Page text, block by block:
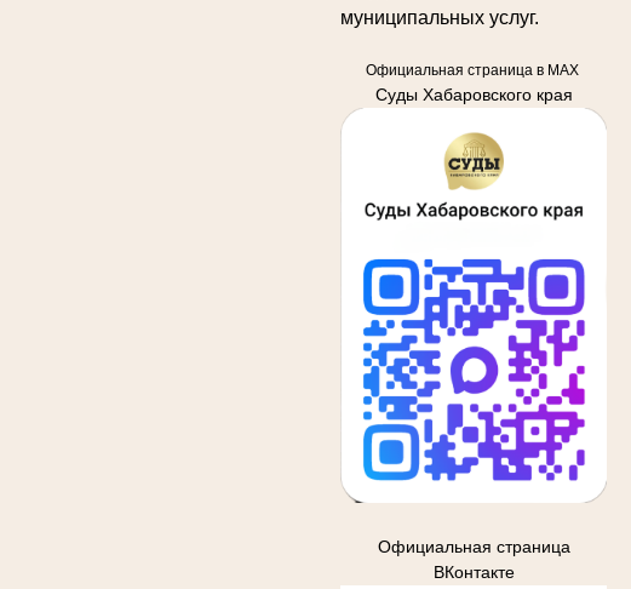
муниципальных услуг.
Официальная страница в MAX
Суды Хабаровского края
Официальная страница
ВКонтакте